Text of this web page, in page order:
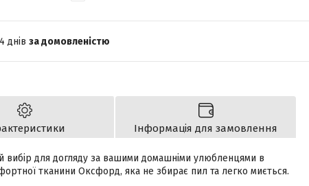
днів за домовленістю
Інформація для замовлення
вибір для догляду за вашими домашніми улюбленцями в
тканини Оксфорд, яка не збирає пил та легко миється.